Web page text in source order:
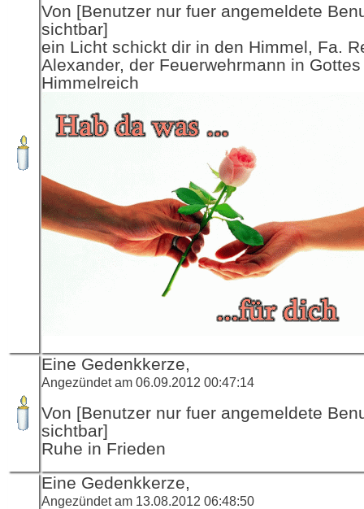
Von [Benutzer nur fuer angemeldete
sichtbar]
ein Licht schickt dir in den Himmel, Fa.
Alexander, der Feuerwehrmann in Gottes
Himmelreich
Eine Gedenkkerze,
Angezündet am 06.09.2012 00:47:14
Von [Benutzer nur fuer angemeldete
sichtbar]
Ruhe in Frieden
Eine Gedenkkerze,
Angezündet am 13.08.2012 06:48:50